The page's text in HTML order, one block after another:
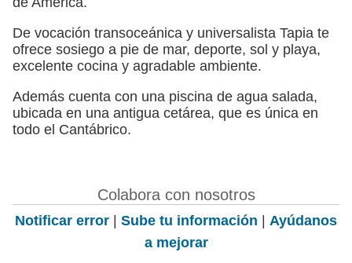
De vocación transoceánica y universalista Tapia te
ofrece sosiego a pie de mar, deporte, sol y playa,
excelente cocina y agradable ambiente.
Además cuenta con una piscina de agua salada,
ubicada en una antigua cetárea, que es única en
todo el Cantábrico.
Colabora con nosotros
Notificar error | Sube tu información | Ayúdanos
a mejorar